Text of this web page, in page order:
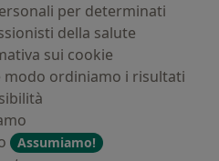
per determinati
della salute
sui cookie
modo ordiniamo i risultati
Assumiamo!